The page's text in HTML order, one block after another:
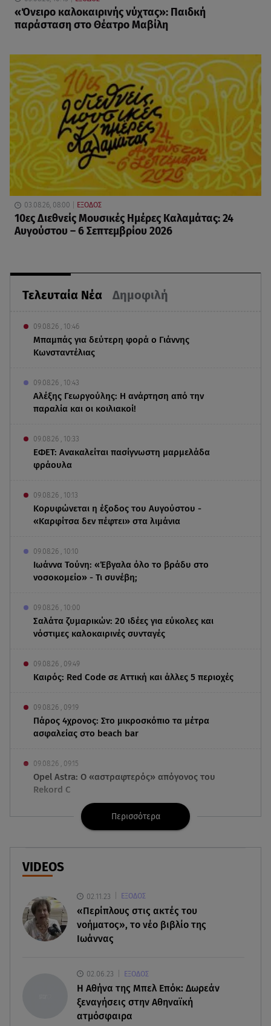
Τελευταία Νέα Δημοφιλή
09.08.26 , 10:46
Μπαμπάς για δεύτερη φορά ο Γιάννης
Κωνσταντέλιας
09.08.26 , 10:43
Αλέξης Γεωργούλης: Η ανάρτηση από την
παραλία και οι κοιλιακοί!
09.08.26 , 10:33
ΕΦΕΤ: Ανακαλείται πασίγνωστη μαρμελάδα
φράουλα
09.08.26 , 10:13
Κορυφώνεται η έξοδος του Αυγούστου -
«Καρφίτσα δεν πέφτει» στα λιμάνια
09.08.26 , 10:10
Ιωάννα Τούνη: «Έβγαλα όλο το βράδυ στο
νοσοκομείο» - Τι συνέβη;
09.08.26 , 10:00
Σαλάτα ζυμαρικών: 20 ιδέες για εύκολες και
νόστιμες καλοκαιρινές συνταγές
09.08.26 , 09:49
Καιρός: Red Code σε Αττική και άλλες 5 περιοχές
09.08.26 , 09:19
Πάρος 4χρονος: Στο μικροσκόπιο τα μέτρα
ασφαλείας στο beach bar
09.08.26 , 09:15
Opel Astra: Ο «αστραφτερός» απόγονος του
Rekord C
Γουίτνεϊ Χιούστον: Οι καταχρήσεις ο γάμος και η
κρυφή σχέση με τη βοηθό της
09.08.26 , 08:44
Σοβαρό τροχαίο στο Λαγονήσι: Τραυματίες δύο
αστυνομικοί της ΔΙΑΣ
09.08.26 , 03:00
Εορτολόγιο: Ποιοι γιορτάζουν στις 9 Αυγούστου
08.08.26 , 23:55
Αττική: Μπαράζ διαρρήξεων – Λεία 70.000 ευρώ
από μεζονέτα
Περισσότερα
VIDEOS
02.11.23 ΕΞΟΔΟΣ
«Περίπλους στις ακτές του
νοήματος», το νέο βιβλίο της
Ιωάννας
02.06.23 ΕΞΟΔΟΣ
H Αθήνα της Μπελ Επόκ: Δωρεάν
ξεναγήσεις στην Αθηναϊκή
ατμόσφαιρα
«Όνειρο καλοκαιρινής νύχτας»: Παιδκή
παράσταση στο Θέατρο Μαβίλη
03.08.26, 08:00 ΕΞΟΔΟΣ
10ες Διεθνείς Μουσικές Ημέρες Καλαμάτας: 24
Αυγούστου – 6 Σεπτεμβρίου 2026